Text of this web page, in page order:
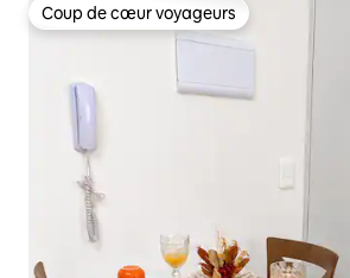
Coup de cœur voyageurs
Coup de cœur voyageurs